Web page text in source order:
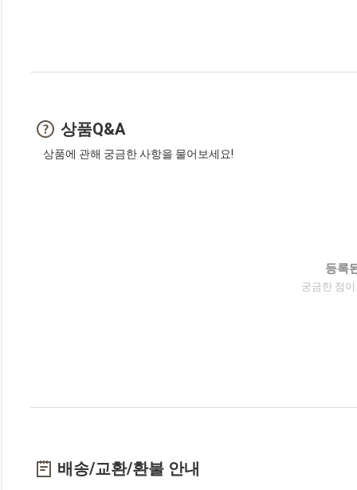
상품Q&A
상품에 관해 궁금한 사항을 물어보세요!
등록
궁금한 점
배송/교환/환불 안내